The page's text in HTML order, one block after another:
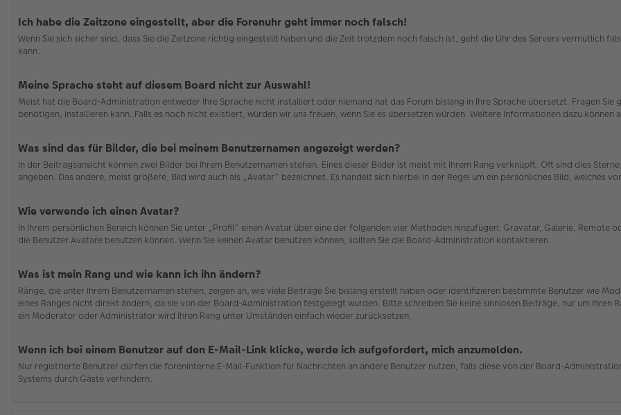
Ich habe die Zeitzone eingestellt, aber die Forenuhr geht immer noch falsch!
Wenn Sie sich sicher sind, dass Sie die Zeitzone richtig eingestellt haben und die Zeit trotzdem noch falsch ist, geht die Uhr des Servers vermutlich
kann.
Meine Sprache steht auf diesem Board nicht zur Auswahl!
Meist hat die Board-Administration entweder Ihre Sprache nicht installiert oder niemand hat das Forum bislang in Ihre Sprache übersetzt. Fragen
benötigen, installieren kann. Falls es noch nicht existiert, würden wir uns freuen, wenn Sie es übersetzen würden. Weitere Informationen dazu können
Was sind das für Bilder, die bei meinem Benutzernamen angezeigt werden?
In der Beitragsansicht können zwei Bilder bei Ihrem Benutzernamen stehen. Eines dieser Bilder ist meist mit Ihrem Rang verknüpft: Oft sind dies
angeben. Das andere, meist größere, Bild wird auch als „Avatar“ bezeichnet. Es handelt sich hierbei in der Regel um ein persönliches Bild, welches
Wie verwende ich einen Avatar?
In Ihrem persönlichen Bereich können Sie unter „Profil“ einen Avatar über eine der folgenden vier Methoden hinzufügen: Gravatar, Galerie,
die Benutzer Avatare benutzen können. Wenn Sie keinen Avatar benutzen können, sollten Sie die Board-Administration kontaktieren.
Was ist mein Rang und wie kann ich ihn ändern?
Ränge, die unter Ihrem Benutzernamen stehen, zeigen an, wie viele Beiträge Sie bislang erstellt haben oder identifizieren bestimmte Benutzer wie
eines Ranges nicht direkt ändern, da sie von der Board-Administration festgelegt wurden. Bitte schreiben Sie keine sinnlosen Beiträge, nur um Ihren
ein Moderator oder Administrator wird Ihren Rang unter Umständen einfach wieder zurücksetzen.
Wenn ich bei einem Benutzer auf den E-Mail-Link klicke, werde ich aufgefordert, mich anzumelden.
Nur registrierte Benutzer dürfen die foreninterne E-Mail-Funktion für Nachrichten an andere Benutzer nutzen, falls diese von der Board-
Systems durch Gäste verhindern.